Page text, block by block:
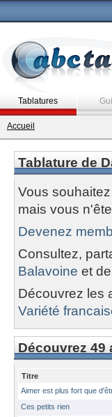
Tablatures
Accueil
Tablature de
Vous
mais vous
Devenez
Consultez,
Balavoine et
Découvrez les
Variété
Découvrez 49
Titre
Aimer est plus fort que
Ces petits rien